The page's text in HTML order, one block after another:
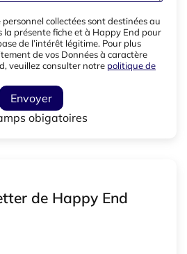
collectées sont destinées au
présente fiche et à Happy End pour
de l’intérêt légitime. Pour plus
de vos Données à caractère
veuillez consulter notre politique de
Envoyer
obigatoires
de Happy End